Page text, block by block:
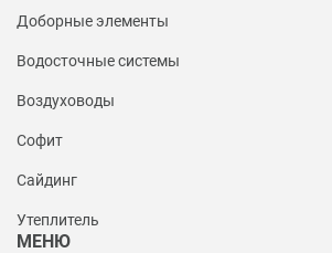
Доборные элементы
Водосточные системы
Воздуховоды
Софит
Сайдинг
Утеплитель
МЕНЮ